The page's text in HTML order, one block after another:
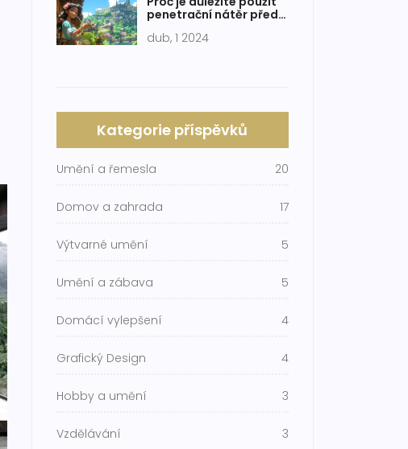
penetrační nátěr před
dub, 1 2024
Kategorie příspěvků
Umění a řemesla 20
Domov a zahrada 17
Výtvarné umění 5
Umění a zábava 5
Domácí vylepšení 4
Grafický Design 4
Hobby a umění 3
Vzdělávání 3